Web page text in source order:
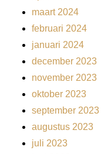
maart 2024
februari 2024
januari 2024
december 2023
november 2023
oktober 2023
september 2023
augustus 2023
juli 2023